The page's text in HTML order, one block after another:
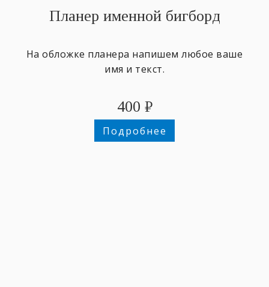
Планер именной бигборд
На обложке планера напишем любое ваше
имя и текст.
400 ₽
Подробнее